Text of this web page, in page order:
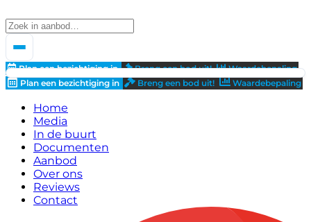
Plan een bezichtiging in Breng een bod uit!
Waardebepaling
Plan een bezichtiging in
Breng een bod uit! Waardebepaling
Home
Media
In de buurt
Documenten
Aanbod
Over ons
Reviews
Contact